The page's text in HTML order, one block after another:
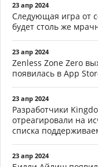
23 апр 2024
Следующая игра от
будет столь же
23 апр 2024
Zenless Zone Zero
появилась в App
23 апр 2024
Разработчики
отреагировали на
списка
23 апр 2024